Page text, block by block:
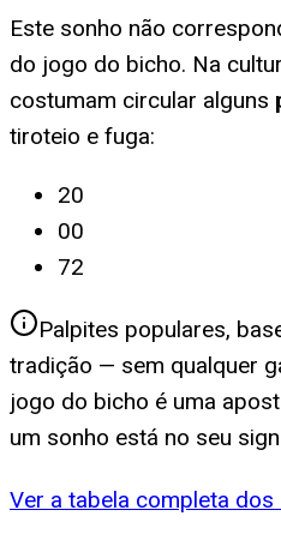
Este sonho não
do jogo do bicho. Na
costumam circular alguns
tiroteio e fuga:
20
00
72
Palpites populares,
tradição — sem qualquer
jogo do bicho é uma
um sonho está no seu
Ver a tabela completa